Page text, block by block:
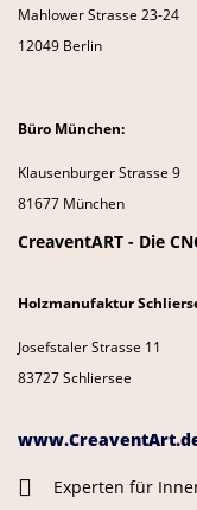
Mahlower Strasse 23-24
12049 Berlin
Büro München:
Klausenburger Strasse 9
81677 München
CreaventART - Die
Holzmanufaktur
Josefstaler Strasse 11
83727 Schliersee
Experten für